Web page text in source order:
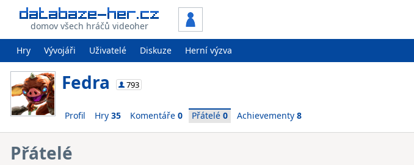
domov všech hráčů videoher
Hry Vývojáři Uživatelé Diskuze Herní výzva
Fedra 793
Profil Hry 35 Komentáře 0 Přátelé 0 Achievementy 8
Přátelé